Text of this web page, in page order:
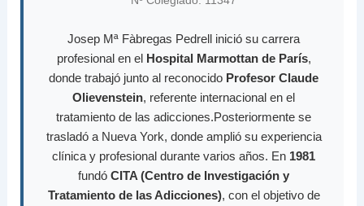
Josep Mª Fàbregas Pedrell inició su carrera
profesional en el Hospital Marmottan de París,
donde trabajó junto al reconocido Profesor Claude
Olievenstein, referente internacional en el
tratamiento de las adicciones.Posteriormente se
trasladó a Nueva York, donde amplió su experiencia
clínica y profesional durante varios años. En 1981
fundó CITA (Centro de Investigación y
Tratamiento de las Adicciones), con el objetivo de